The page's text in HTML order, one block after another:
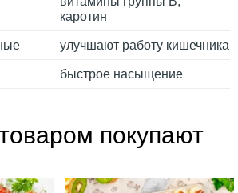
каротин
улучшают работу кишечника
быстрое насыщение
покупают